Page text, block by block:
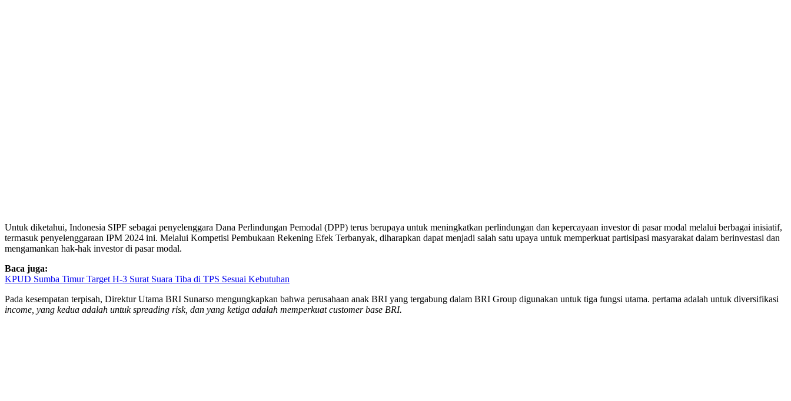
Untuk diketahui, Indonesia SIPF sebagai penyelenggara Dana Perlindungan Pemodal (DPP) terus berupaya untuk meningkatkan perlindungan dan kepercayaan investor di pasar modal melalui berbagai inisiatif,
termasuk penyelenggaraan IPM 2024 ini. Melalui Kompetisi Pembukaan Rekening Efek Terbanyak, diharapkan dapat menjadi salah satu upaya untuk memperkuat partisipasi masyarakat dalam berinvestasi dan
mengamankan hak-hak investor di pasar modal.
Baca juga:
KPUD Sumba Timur Target H-3 Surat Suara Tiba di TPS Sesuai Kebutuhan
Pada kesempatan terpisah, Direktur Utama BRI Sunarso mengungkapkan bahwa perusahaan anak BRI yang tergabung dalam BRI Group digunakan untuk tiga fungsi utama. pertama adalah untuk diversifikasi
income, yang kedua adalah untukspreading risk, dan yang ketiga adalah memperkuatcustomer base BRI.